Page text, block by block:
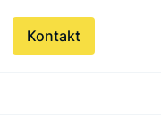
Kontakt